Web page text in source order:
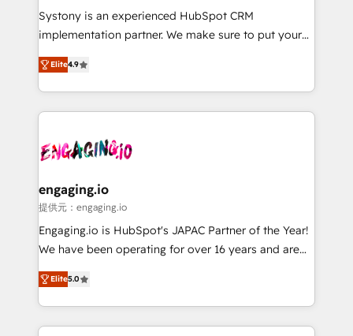
Your team learns while we build. We fix what others
broke. Built for mid-market reality—practical
constraints. By the Numbers 🏆 Top 1% of all
HubSpot partners 🔄 Top 5% globally in client
and sales ops at mid-market companies ready to
move beyond spreadsheets into unified systems
Systony is an experienced HubSpot CRM
implementation partner. We make sure to put your
organization's needs and goals first and think along
with your organization. We are only satisfied once
you are too. Why Systony? - 20+ years of
experience with CRM, Marketing, Sales & Service
Own back-end developers - Complex data
View, SuperOffice) - Custom integrations (e.g. MS
Business Central, Navision, AX, SAP, Exact, AFAS) We
focus on growing B2B companies in the SME sector
such as manufacturing, SaaS, business services and
partner, we know how important user adoption is.
That's why we have developed a step-by-step
Elite4.9
engaging.io
提供元：engaging.io
Engaging.io is HubSpot's JAPAC Partner of the Year!
We have been operating for over 16 years and are
one of HubSpot's most experienced and technically
capable Agency Partners globally. We specialise in
complex CRM migrations, implementations,
integrations, custom CMS portal development,
Elite5.0